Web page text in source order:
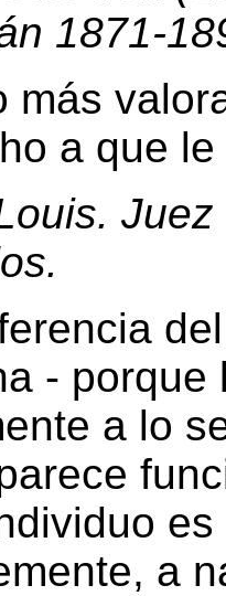
1871-
más
a que
- porque
a lo
a